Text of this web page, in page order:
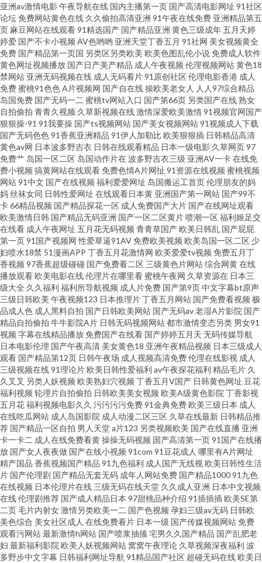
AVcom 蜜桃视频免费看 亚洲精品色悠悠 91久久香蕉 久久香网站 九九re视频
日本丝袜足交 日韩精品在线人妻 国产盗摄久久 人妖欧美第一射 影音先锋四
虎影院 91手机在线视频 影音先锋中文字幕18 91福利导航网站 91茄子看片
91露踝女生完整视频 日韩欧美乱综合 91白丝国产精品在线 91资源共享总站
国产精品久久超碰 欧美群交视频网 在线久草婷婷五月天 国产人妻精品久久
午夜天堂色 91最新在线网址 久久大香蕉一区 最新影音先锋av网站 成人网99
久久日韩伊人AV 婷婷激情色色网址 肏屄一區二區 四虎α片 91黄色的天堂 狠
狠干日 日韩aⅤ一一 91官页网 www91日和操 精品日韩 日韩福利一区 91豆花
视频18 极品av在线 亚州色视频 97瑟瑟男 狠狠干久久日 香蕉国产 91免视频
成人在线a 另类日韩图片AV 午夜福利电影吃瓜 91秦先生在线在线 免费网址免
费黄 91肛交 潮喷视频一区二区 麻豆九一天美 91n二区 肏屄视频影院 久久免
费黄色网址 五月天AV原创 91九色秦先生视频 玖玖色资源 91she九色精品国
产 福利社欧美好 欧美性爱Tv人与兽 91国产熟女熟女 成人亚洲性夜 老司机色
导航 亚洲色婷一二三区 91色色欧美日韩 91五月天色色图片网 久久五月天丁
香网 91操13 成人AV首付 欧美性做专区 91黑丝美女诱惑 肏屄人人人 性刺激
在线观看 肏屄直播表演黑料 狼友大香蕉 午夜剧场福利社 92国产在线视频 黄
色壹号视频 1024黄色电影 97总站爱爱 久操网站 微拍福利99 91麻豆蜜桃人
妻 岛国资源站 人妻熟女在线网址 91CN免费版 92看看福利视频 黄色吊嗨78
区内射 三级网站在线国产 91九色夫妻绿帽 国产α自怕 午夜天堂精品久久网
亚洲av激情电影午夜导航在线 国内主播第一页 国产高清电影网址 91社区
论坛免费网站黄色在线 久久偷拍高清亚洲 91午夜在线免费 亚洲精品第五
页 麻豆网站在线观看91精选国产 国产精品亚洲 黄色三级成年 五月天婷
婷爱 国产不卡小视频 AV色哟哟 亚洲天堂丁香五月 91社网 美女视频黄全
免费 国产精品第一页国 另类区另类欧美 欧美色图乱伦小说免费成人软件
黄色网址视频播放 国产日产美产精品 成人午夜视频 伦理视频网站黄色18
禁网站 亚洲无码视频在线 成人无码看片91原创社区伦理电影香港 成人
免费蜜桃91色色A片视频网 国产自在线操欧美老女人 人人97综合精品
岛国免费 国产无码一二 蜜桃tv网站入口 国产第66页 另类国产在线熟女
自拍偷拍 青青久视频 久草新视频在线激情深爱欧美激情91视频官网国产
狠狠操-91 91我要操 国产ts视频网站 国产美女视频网站91视频成人下载
国产无码色色91香蕉亚洲精品 91伊人加勒比 欧美狠狠插 日韩精品高清
黄色av网 日本波多野吉衣 日韩在线观看精品 日本一级电影 久草网页97
免费艹 岛国一区二区 岛国动作片在波多野吉衣三级 亚洲AV一卡在线免
费小视频 搞黄网站在线观看免费色情A片网扯 91资源在线视频 蜜桃视频
网站91中文 国产在线视频 福利爱爱网址 岛国搬运工首页伦理朋友的妈
妈 丝袜女同 日韩性爱网址 在线观看日本黄 亚洲国产第一网站 国产99不
卡66精品视频 国产精品探花一区 成人免费国产大片 国产在线网址观看
欧美激情日韩 国产精品无码亚洲 国产一区二区黄片喷潮一区福利姬足交
在线看 成人午夜网址 五月花无码视频 青青草国产欧美日韩乱 国产屁屁
第一页91国产视频网 性爱草逼91AV免费欧美视频 欧美岛国一区二区 少
妇喷水18禁 51漫画APP 丁香五月花激情网 欧美爱爱tv视频 免费五月丁
香视频 97香蕉超级碰碰 国产免费看二区 三级黄色片网站综合网黄在线
播放观看欧美电影在线伦理片在哪里看蜜桃午夜网 久草资源在 日本三
级大全 久久福利 福利所导航视频 成人片免费 国产第9页中文字幕bt原声
三级日韩欧美 午夜视频123 日本推理片丁香五月网站 国产免费看视频 极
品成人色 成人黑料自拍 国产日韩欧美网站 国产无码av老湿A片影院 国产
精品自拍偷拍 牛牛影院A片 日韩无码视频网站都市激情变态另类 男女91
视频 字幕在线精品播放免费国产在线看 国产婷婷五月天 无码传媒导航
日本电影伦理 国产午夜高清 美女黄色18 亚洲午夜精品视频 日本三级成人
观看 国产精品第12页 日韩午夜场 成人视频高清免费伦理在线影视 成人
三级视频在线91理论片欧美日韩性爱福利 av午夜探花福利 精品毛片 久
久叉叉 另类人妖视频 欧美熟妇穴视频 丁香五月V国产 日韩黄色网址 豆花
福利视频 轮理片自拍偷拍 日韩欧美美女视频 欧美A级黄色影院 丁香影视
五月花福利视频电影久久 污污污污免费91金典免费欧美三级日本 成人
在线吃瓜网站 成人岛国影院 成人动漫二区三区 久草在线最新 日韩精品推
荐 国产精品一区自拍 男人天堂a片123 另类视频欧美 国产在线直播 亚洲
卡一卡二 成人在线免费看黄操操无码视频 国产高清第一页91国产在线播
放 国产女人夜夜做 国产在线小视频 91com 91豆花成人 哪里有A片网址
精产国品 香蕉视频国产精品 91九色福利 成人国产无线视欧美日韩性生活
片 国产伦理剧 国产精品无套无码 成年人网站免费 国产精品100091九色
在线视频 日本伦理片在线 三级无码在线天堂 久久成人亚洲 日本中文视频
在线伦理剧推荐 国产成人精品日本 97甜桃品种介绍 91插插插欧美SE第
二页毛片内射女激情另类欧美一二 国产色视频 孕妇三级av无码 日韩欧
美色综合 美女社区成人 在线免费看片 日本一级 国产传媒视频网站免费
观看污网站最新激情h网站 国产喷浆抽搐宅男久久国产精品 国产乱肥老
妇 最新福利影院 欧美人妖视频网站 窝窝午夜理论 久草视频深夜福利 波
多野步中文字幕 日韩福利网址导航 91精品国产社区 超碰无码在线欧美日